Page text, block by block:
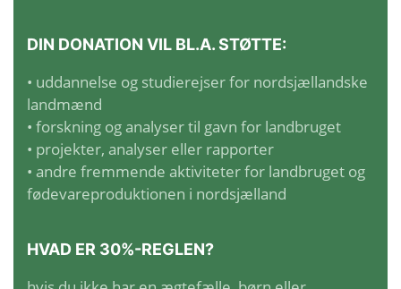
DIN DONATION VIL BL.A. STØTTE:
• uddannelse og studierejser for nordsjællandske
landmænd
• forskning og analyser til gavn for landbruget
• projekter, analyser eller rapporter
• andre fremmende aktiviteter for landbruget og
fødevareproduktionen i nordsjælland
HVAD ER 30%-REGLEN?